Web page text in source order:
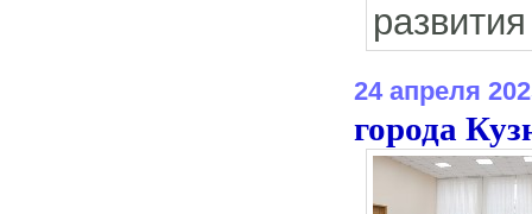
24 апреля
города